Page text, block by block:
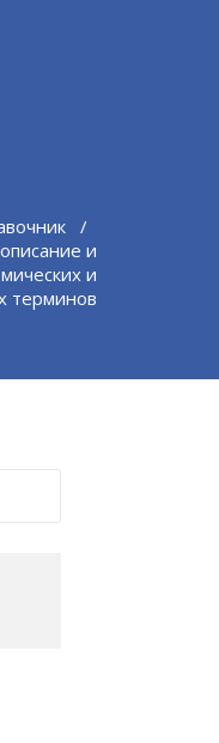
/
и
и
терминов